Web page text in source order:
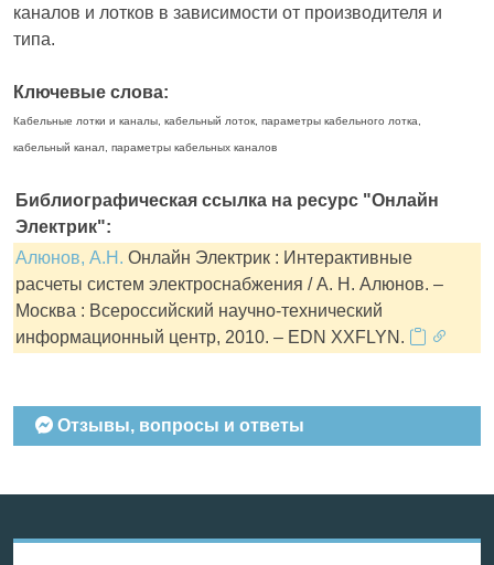
каналов и лотков в зависимости от производителя и
типа.
Ключевые слова:
Кабельные лотки и каналы, кабельный лоток, параметры кабельного лотка,
кабельный канал, параметры кабельных каналов
Библиографическая ссылка на ресурс "Онлайн
Электрик":
Алюнов, А.Н. Онлайн Электрик : Интерактивные
расчеты систем электроснабжения / А. Н. Алюнов. –
Москва : Всероссийский научно-технический
информационный центр, 2010. – EDN XXFLYN.
Отзывы, вопросы и ответы